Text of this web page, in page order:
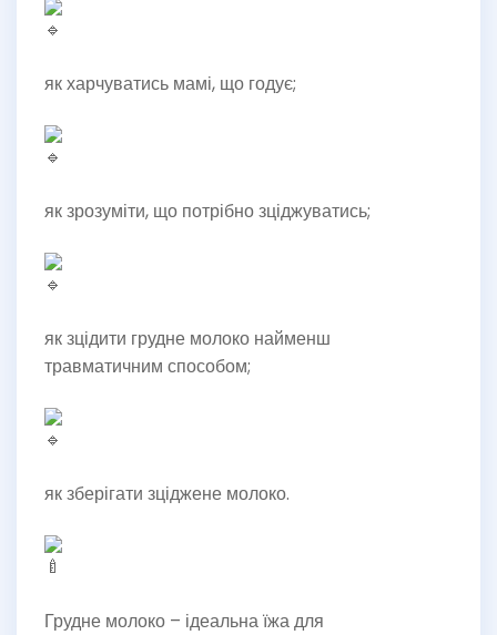
як харчуватись мамі, що годує;
як зрозуміти, що потрібно зціджуватись;
як зцідити грудне молоко найменш
травматичним способом;
як зберігати зціджене молоко.
Грудне молоко – ідеальна їжа для